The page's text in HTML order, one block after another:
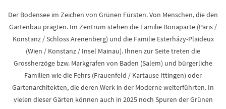
Der Bodensee im Zeichen von Grünen Fürsten. Von Menschen, die den
Gartenbau prägten. Im Zentrum stehen die Familie Bonaparte (Paris /
Konstanz / Schloss Arenenberg) und die Familie Esterházy-Plaideux
(Wien / Konstanz / Insel Mainau). Ihnen zur Seite treten die
Grossherzöge bzw. Markgrafen von Baden (Salem) und bürgerliche
Familien wie die Fehrs (Frauenfeld / Kartause Ittingen) oder
Gartenarchitekten, die deren Werk in der Moderne weiterführten. In
vielen dieser Gärten können auch in 2025 noch Spuren der Grünen